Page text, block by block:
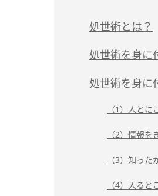
処世術とは？
処世術を身に
処世術を身に
（1）人とに
（2）情報
（3）知っ
（4）入る